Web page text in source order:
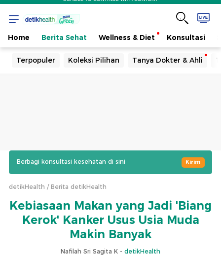
Home Berita Sehat Wellness & Diet Konsultasi
Terpopuler Koleksi Pilihan Tanya Dokter & Ahli
Berbagi konsultasi kesehatan di sini Kirim
detikHealth Berita detikHealth
Kebiasaan Makan yang Jadi 'Biang
Kerok' Kanker Usus Usia Muda
Makin Banyak
Nafilah Sri Sagita K - detikHealth